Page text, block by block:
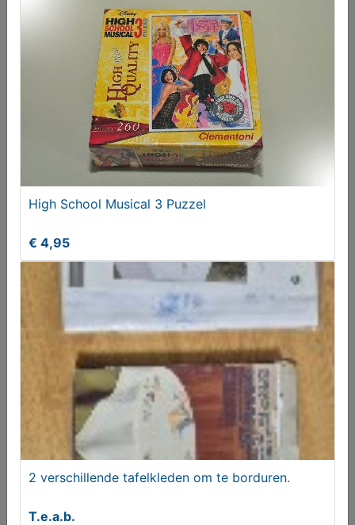
Naaikistje/sieradenkistje
High School Musical 3 Puzzel
€ 4,95
2 verschillende tafelkleden om te borduren.
T.e.a.b.